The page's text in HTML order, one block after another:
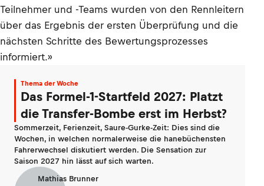
Teilnehmer und -Teams wurden von den Rennleitern
über das Ergebnis der ersten Überprüfung und die
nächsten Schritte des Bewertungsprozesses
informiert.»
Thema der Woche
Das Formel-1-Startfeld 2027: Platzt
die Transfer-Bombe erst im Herbst?
Sommerzeit, Ferienzeit, Saure-Gurke-Zeit: Dies sind die
Wochen, in welchen normalerweise die hanebüchensten
Fahrerwechsel diskutiert werden. Die Sensation zur
Saison 2027 hin lässt auf sich warten.
Mathias Brunner